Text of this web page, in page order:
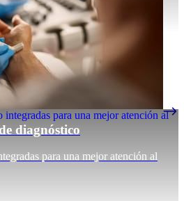
diagnóstico
para una mejor atención al